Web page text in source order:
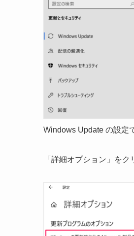
Windows Update の設定
「詳細オプション」をク